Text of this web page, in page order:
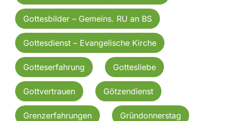
Gottesbilder – Gemeins. RU an BS
Gottesdienst – Evangelische Kirche
Gotteserfahrung Gottesliebe
Gottvertrauen Götzendienst
Grenzerfahrungen Gründonnerstag